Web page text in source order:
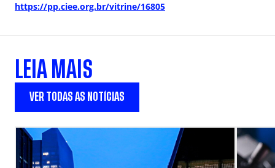
https://pp.ciee.org.br/vitrine/16805
LEIA MAIS
VER TODAS AS NOTÍCIAS